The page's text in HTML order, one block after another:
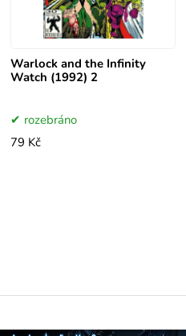
Warlock and the Infinity
Watch (1992) 2
rozebráno
79 Kč